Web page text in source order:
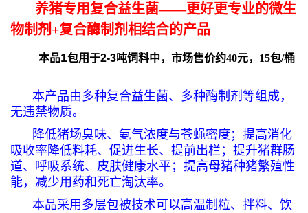
养猪专用复合益生菌——更好更专业的微生
物制剂+复合酶制剂相结合的产品
本品1包用于2-3吨饲料中，市场售价约40元，15包/桶
本产品由多种复合益生菌、多种酶制剂等组成，
无违禁物质。
降低猪场臭味、氨气浓度与苍蝇密度；提高消化
吸收率降低料耗、促进生长、提前出栏；提升猪群肠
道、呼吸系统、皮肤健康水平；提高母猪种猪繁殖性
能，减少用药和死亡淘汰率。
本品采用多层包被技术可以高温制粒、拌料、饮